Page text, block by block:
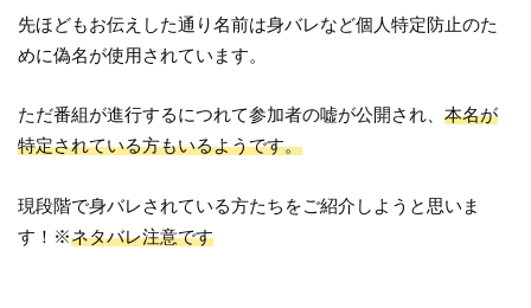
先ほどもお伝えした通り名前は身バレなど個人特定防止のた
めに偽名が使用されています。
ただ番組が進行するにつれて参加者の嘘が公開され、本名が
特定されている方もいるようです。
現段階で身バレされている方たちをご紹介しようと思いま
す！※ネタバレ注意です